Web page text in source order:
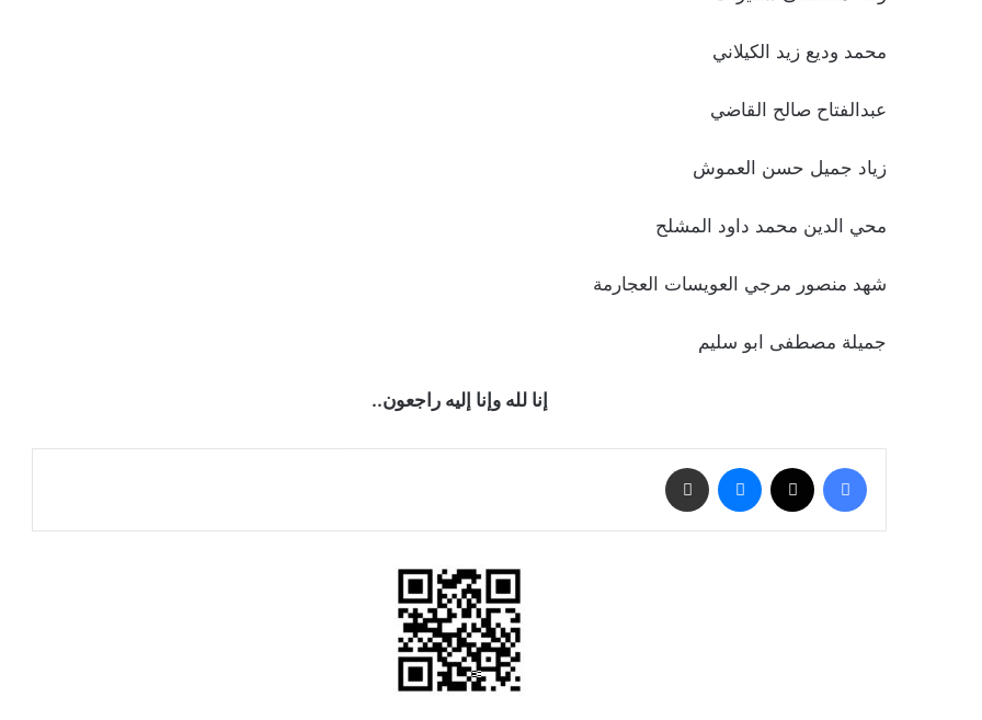
محمد وديع زيد الكيلاني
عبدالفتاح صالح القاضي
زياد جميل حسن العموش
محي الدين محمد داود المشلح
شهد منصور مرجي العويسات العجارمة
جميلة مصطفى ابو سليم
إنا لله وإنا إليه راجعون..
فيسبوك ماسنجر